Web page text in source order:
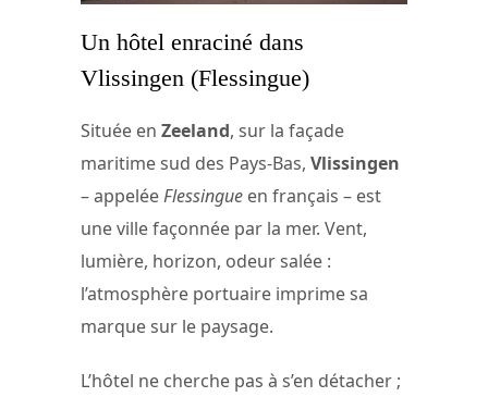
Un hôtel enraciné dans
Vlissingen (Flessingue)
Située en Zeeland, sur la façade
maritime sud des Pays-Bas, Vlissingen
– appeléeFlessingue en français – est
une ville façonnée par la mer. Vent,
lumière, horizon, odeur salée :
l’atmosphère portuaire imprime sa
marque sur le paysage.
L’hôtel ne cherche pas à s’en détacher ;